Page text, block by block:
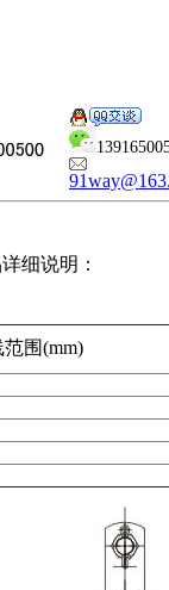
细说明：
围(mm)